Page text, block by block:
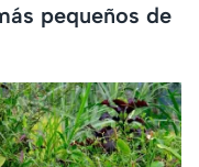
pequeños de